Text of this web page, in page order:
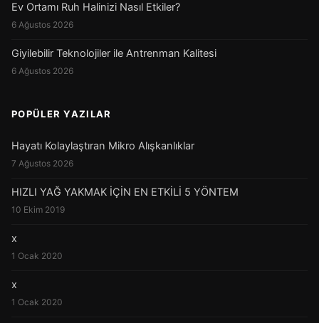
Ev Ortamı Ruh Halinizi Nasıl Etkiler?
6 Ağustos 2026
Giyilebilir Teknolojiler ile Antrenman Kalitesi
6 Ağustos 2026
POPÜLER YAZILAR
Hayatı Kolaylaştıran Mikro Alışkanlıklar
7 Ağustos 2026
HIZLI YAĞ YAKMAK İÇİN EN ETKİLİ 5 YÖNTEM
10 Ekim 2019
x
1 Ocak 2020
x
1 Ocak 2020